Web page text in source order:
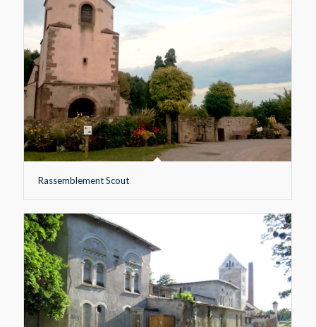
Rassemblement Scout